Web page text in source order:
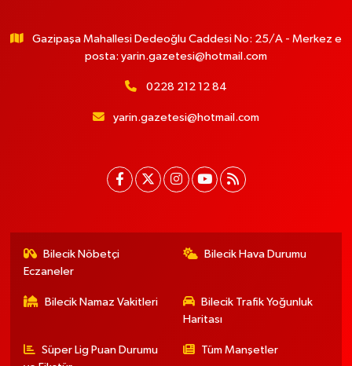
Gazipaşa Mahallesi Dedeoğlu Caddesi No: 25/A - Merkez e
posta: yarin.gazetesi@hotmail.com
0228 212 12 84
yarin.gazetesi@hotmail.com
Bilecik Nöbetçi
Eczaneler
Bilecik Hava Durumu
Bilecik Namaz Vakitleri
Bilecik Trafik Yoğunluk
Haritası
Süper Lig Puan Durumu
Tüm Manşetler